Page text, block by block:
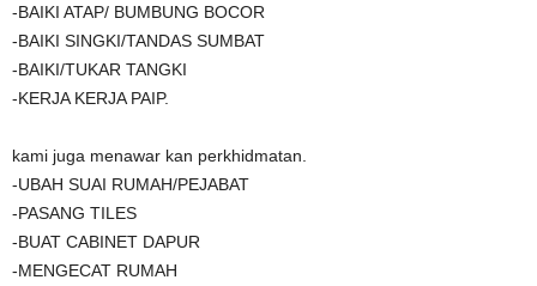
-BAIKI ATAP/ BUMBUNG BOCOR
-BAIKI SINGKI/TANDAS SUMBAT
-BAIKI/TUKAR TANGKI
-KERJA KERJA PAIP.
kami juga menawar kan perkhidmatan.
-UBAH SUAI RUMAH/PEJABAT
-PASANG TILES
-BUAT CABINET DAPUR
-MENGECAT RUMAH